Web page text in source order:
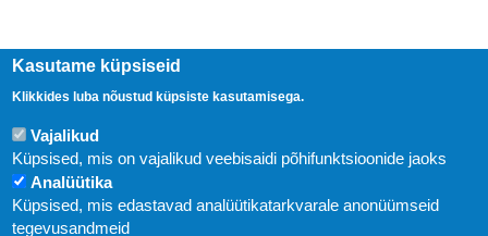
Uudised
Kasutame küpsiseid
Klikkides luba nõustud küpsiste kasutamisega.
Vajalikud
Küpsised, mis on vajalikud veebisaidi põhifunktsioonide jaoks
Analüütika
Küpsised, mis edastavad analüütikatarkvarale anonüümseid
tegevusandmeid